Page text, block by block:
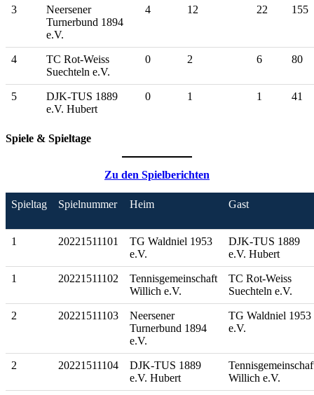
3
Neersener
Turnerbund 1894
e.V.
4 12 22 155
4
TC Rot-Weiss
Suechteln e.V.
0 2 6 80
5
DJK-TUS 1889
e.V. Hubert
0 1 1 41
Spiele & Spieltage
Zu den Spielberichten
Spieltag Spielnummer Heim Gast
1 20221511101
TG Waldniel 1953
e.V.
DJK-TUS 1889
e.V. Hubert
1 20221511102
Tennisgemeinschaft
Willich e.V.
TC Rot-Weiss
Suechteln e.V.
2 20221511103
Neersener
Turnerbund 1894
e.V.
TG Waldniel 1953
e.V.
2 20221511104
DJK-TUS 1889
e.V. Hubert
Willich e.V.